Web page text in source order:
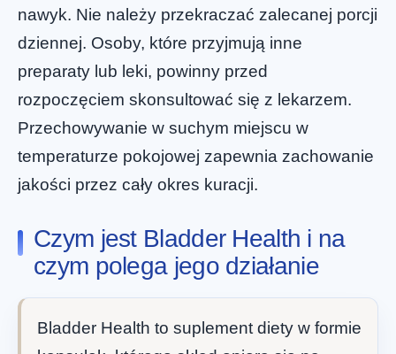
nawyk. Nie należy przekraczać zalecanej porcji
dziennej. Osoby, które przyjmują inne
preparaty lub leki, powinny przed
rozpoczęciem skonsultować się z lekarzem.
Przechowywanie w suchym miejscu w
temperaturze pokojowej zapewnia zachowanie
jakości przez cały okres kuracji.
Czym jest Bladder Health i na
czym polega jego działanie
Bladder Health to suplement diety w formie